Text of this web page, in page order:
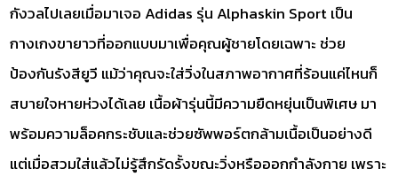
กังวลไปเลยเมื่อมาเจอ Adidas รุ่น Alphaskin Sport เป็น
กางเกงขายาวที่ออกแบบมาเพื่อคุณผู้ชายโดยเฉพาะ ช่วย
ป้องกันรังสียูวี แม้ว่าคุณจะใส่วิ่งในสภาพอากาศที่ร้อนแค่ไหนก็
สบายใจหายห่วงได้เลย เนื้อผ้ารุ่นนี้มีความยืดหยุ่นเป็นพิเศษ มา
พร้อมความล็อคกระชับและช่วยซัพพอร์ตกล้ามเนื้อเป็นอย่างดี
แต่เมื่อสวมใส่แล้วไม่รู้สึกรัดรั้งขณะวิ่งหรือออกกำลังกาย เพราะ